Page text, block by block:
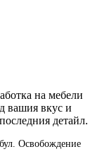
на мебели
вашия вкус и
детайл.
Освобождение